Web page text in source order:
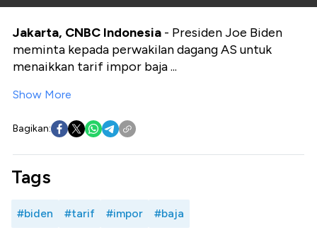
Jakarta, CNBC Indonesia - Presiden Joe Biden
meminta kepada perwakilan dagang AS untuk
menaikkan tarif impor baja ...
Show More
Bagikan:
Tags
#biden #tarif #impor #baja